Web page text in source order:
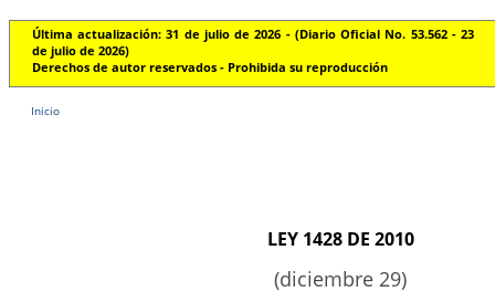
Última actualización: 31 de julio de 2026 - (Diario Oficial No. 53.562 - 23
de julio de 2026)
Derechos de autor reservados - Prohibida su reproducción
Inicio
LEY 1428 DE 2010
(diciembre 29)